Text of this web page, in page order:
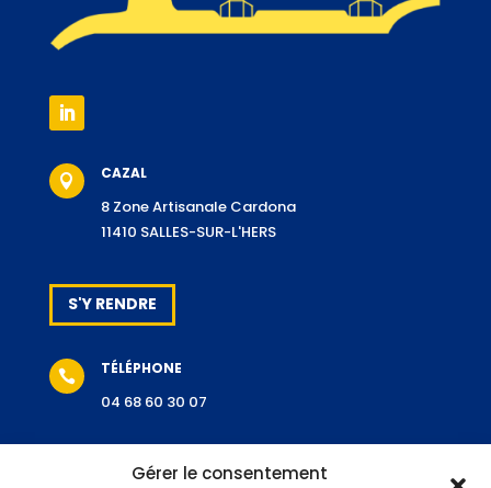
Gérer le consentement
 CAZAL
8 Zone Artisanale Cardona
11410 SALLES-SUR-L'HERS
S'Y RENDRE
 TÉLÉPHONE
04 68 60 30 07